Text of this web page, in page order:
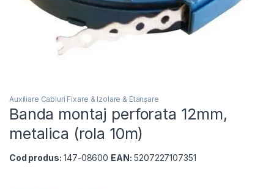
Auxiliare Cabluri Fixare & Izolare & Etanșare
Banda montaj perforata 12mm,
metalica (rola 10m)
Cod produs: 147-08600 EAN: 5207227107351